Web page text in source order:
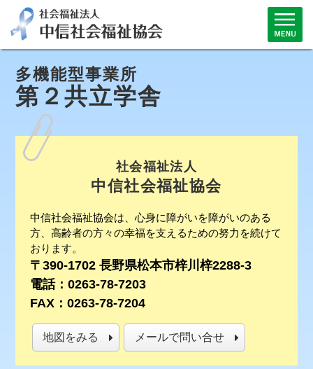
多機能型事業所
第２共立学舎
社会福祉法人
中信社会福祉協会
中信社会福祉協会は、心身に障がいを障がいのある
方、高齢者の方々の幸福を支えるための努力を続けて
おります。
〒390-1702 長野県松本市梓川梓2288-3
電話：0263-78-7203
FAX：0263-78-7204
地図をみる メールで問い合せ